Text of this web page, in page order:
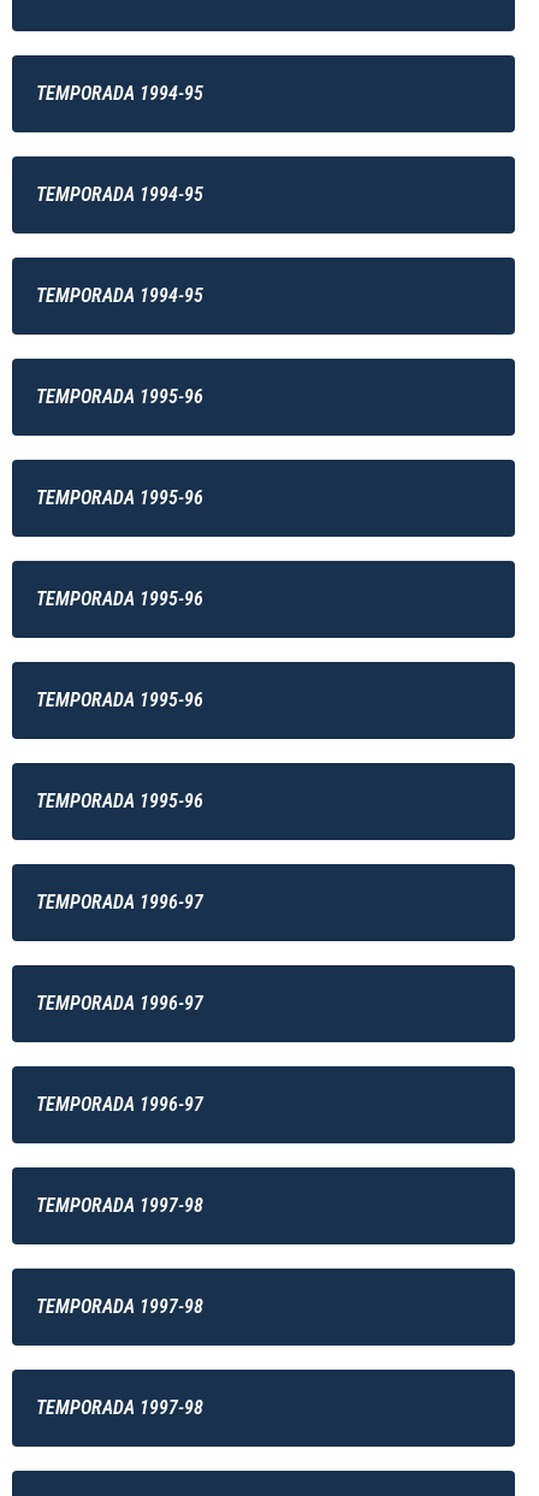
TEMPORADA 1994-95
TEMPORADA 1994-95
TEMPORADA 1994-95
TEMPORADA 1995-96
TEMPORADA 1995-96
TEMPORADA 1995-96
TEMPORADA 1995-96
TEMPORADA 1995-96
TEMPORADA 1996-97
TEMPORADA 1996-97
TEMPORADA 1996-97
TEMPORADA 1997-98
TEMPORADA 1997-98
TEMPORADA 1997-98